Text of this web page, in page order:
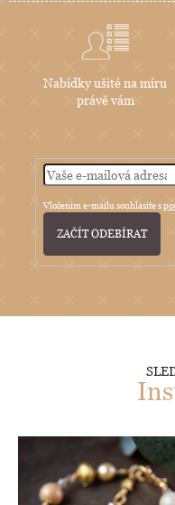
Nabídky ušité na míru
právě vám
Vložením e-mailu souhlasíte s
PŘIHLÁSIT
SE